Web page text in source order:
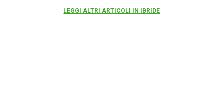
LEGGI ALTRI ARTICOLI IN IBRIDE